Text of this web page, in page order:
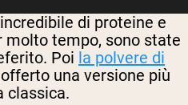
di proteine e
tempo, sono state
Poi la polvere di
una versione più
classica.